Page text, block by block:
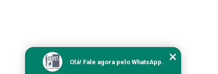
Olá! Fale agora pelo WhatsApp.